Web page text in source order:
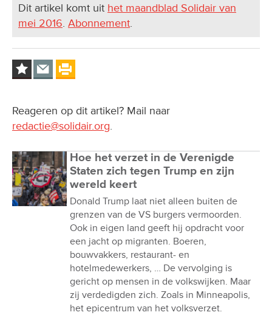
Dit artikel komt uit het maandblad Solidair van
mei 2016. Abonnement.
Reageren op dit artikel? Mail naar
redactie@solidair.org.
Hoe het verzet in de Verenigde
Staten zich tegen Trump en zijn
wereld keert
Donald Trump laat niet alleen buiten de
grenzen van de VS burgers vermoorden.
Ook in eigen land geeft hij opdracht voor
een jacht op migranten. Boeren,
bouwvakkers, restaurant- en
hotelmedewerkers, … De vervolging is
gericht op mensen in de volkswijken. Maar
zij verdedigden zich. Zoals in Minneapolis,
het epicentrum van het volksverzet.